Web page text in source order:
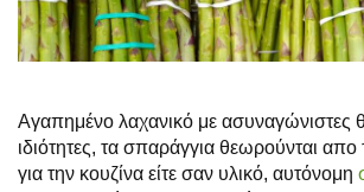
Αγαπημένο λαχανικό με ασυναγώνιστες
ιδιότητες, τα σπαράγγια θεωρούνται απο
για την κουζίνα είτε σαν υλικό, αυτόνομη